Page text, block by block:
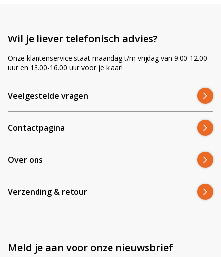
Wil je liever telefonisch advies?
Onze klantenservice staat maandag t/m vrijdag van 9.00-12.00
uur en 13.00-16.00 uur voor je klaar!
Veelgestelde vragen
Contactpagina
Over ons
Verzending & retour
Meld je aan voor onze nieuwsbrief